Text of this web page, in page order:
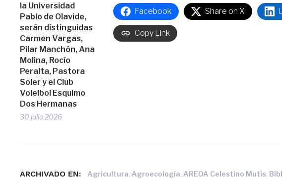
la Universidad
Pablo de Olavide,
serán distinguidas
Carmen Vargas,
Pilar Manchón, Ana
Molina, Rocío
Peralta, Pastora
Soler y el Club
Voleibol Esquimo
Dos Hermanas
30 julio 2026
Facebook Share on X
Copy Link
ARCHIVADO EN: Agricultura,Agroecología,AREOA Celestino Mutis,